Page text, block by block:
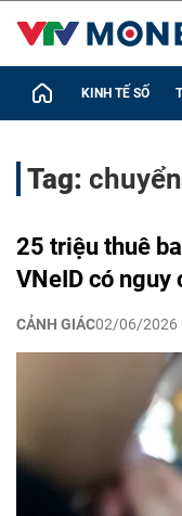
KINH TẾ SỐ
Tag:
25 triệu thuê
VNeID có
CẢNH GIÁC02/06/2026